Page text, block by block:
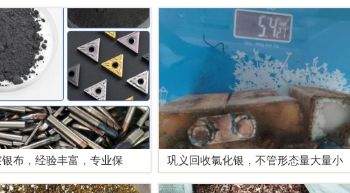
布，经验丰富，专业保 巩义回收氯化银，不管形态量大量小